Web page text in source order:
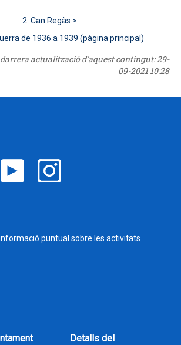
2. Can Regàs >
de 1936 a 1939 (pàgina principal)
actualització d'aquest contingut:29-
09-2021 10:28
puntual sobre les activitats
Detalls del